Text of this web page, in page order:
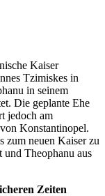
Kaiser
Tzimiskes in
in seinem
Die geplante Ehe
jedoch am
Konstantinopel.
zum neuen Kaiser zu
und Theophanu aus
Zeiten